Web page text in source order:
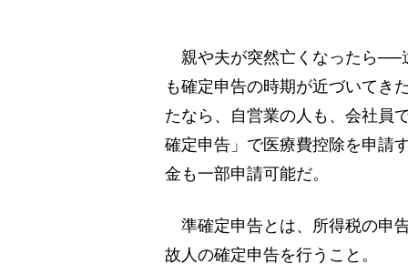
親や夫が突然亡くなったら──
も確定申告の時期が近づいてき
たなら、自営業の人も、会社員
確定申告」で医療費控除を申請
金も一部申請可能だ。
準確定申告とは、所得税の申
故人の確定申告を行うこと。